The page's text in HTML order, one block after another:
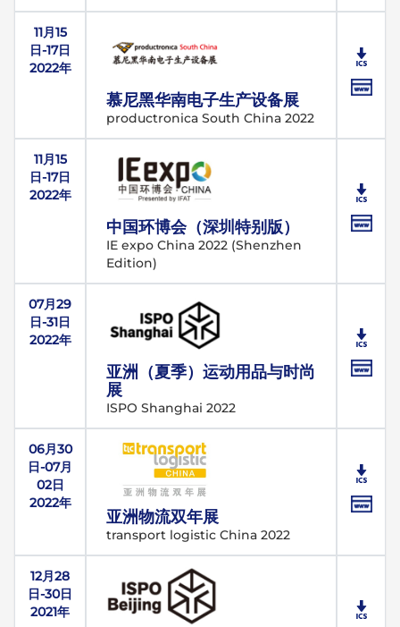
11月15
日-17日
2022年
慕尼黑华南电子生产设备展
productronica South China 2022
11月15
日-17日
2022年
中国环博会（深圳特别版）
IE expo China 2022 (Shenzhen
Edition)
07月29
日-31日
2022年
亚洲（夏季）运动用品与时尚
展
ISPO Shanghai 2022
06月30
日-07月
02日
2022年
亚洲物流双年展
transport logistic China 2022
12月28
日-30日
2021年